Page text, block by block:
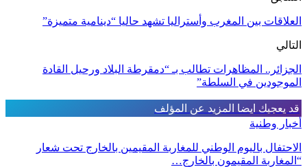
العلاقات بين المغرب وأستراليا تشهد حاليا “دينامية متميزة”
التالي
الجزائر.. المظاهرات تطالب بـ “دمقرطة البلاد ورحيل القادة
الموجودين في السلطة”
قد يعجبك ايضا المزيد عن المؤلف
أخبار وطنية
الاحتفال باليوم الوطني للمغاربة المقيمين بالخارج تحت شعار
“المغاربة المقيمون بالخارج…